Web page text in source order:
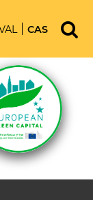
CAS